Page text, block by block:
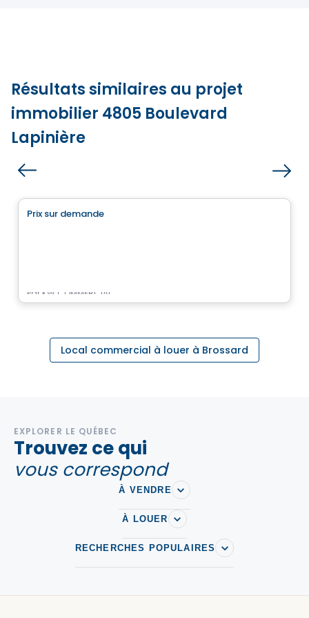
Résultats similaires au projet
immobilier 4805 Boulevard
Lapinière
Prix sur demande
Par KW COMMERCIAL
Local commercial à louer à Brossard
EXPLORER LE QUÉBEC
Trouvez ce qui
vous correspond
À VENDRE
À LOUER
RECHERCHES POPULAIRES